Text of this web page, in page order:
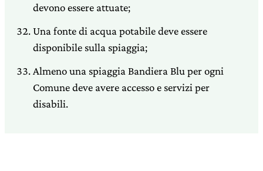
devono essere attuate;
Una fonte di acqua potabile deve essere
disponibile sulla spiaggia;
Almeno una spiaggia Bandiera Blu per ogni
Comune deve avere accesso e servizi per
disabili.